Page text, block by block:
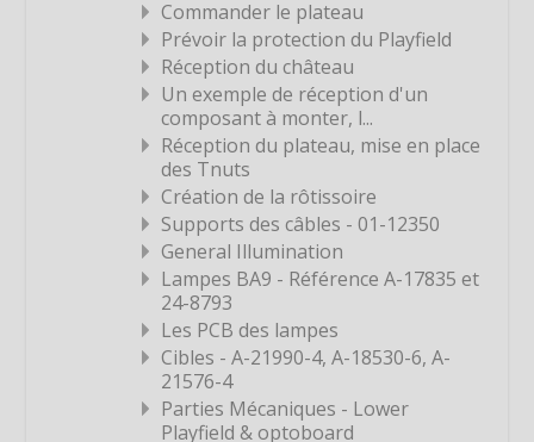
Étiquette
Étiquette
Étiquette
Étiquette
Étiquette
Étiquette
Étiquette
Étiquette
Étiquette
Étiquette
Étiquette
Étiquette
Commander le plateau
Prévoir la protection du Playfield
Réception du château
Un exemple de réception d'un
composant à monter, l...
Réception du plateau, mise en place
des Tnuts
Création de la rôtissoire
Supports des câbles - 01-12350
General Illumination
Lampes BA9 - Référence A-17835 et
24-8793
Les PCB des lampes
Cibles - A-21990-4, A-18530-6, A-
21576-4
Parties Mécaniques - Lower
Playfield & optoboard